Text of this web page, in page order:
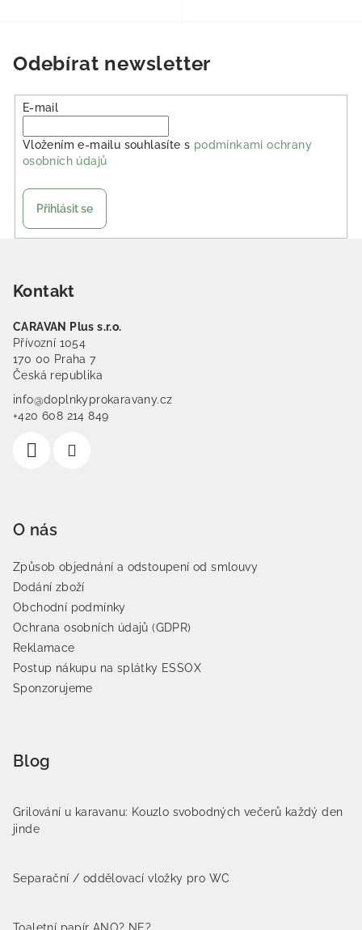
Odebírat newsletter
E-mail
Vložením e-mailu souhlasíte s podmínkami ochrany
osobních údajů
Přihlásit se
Kontakt
CARAVAN Plus s.r.o.
Přívozní 1054
170 00 Praha 7
Česká republika
info@doplnkyprokaravany.cz
+420 608 214 849
O nás
Způsob objednání a odstoupení od smlouvy
Dodání zboží
Obchodní podmínky
Ochrana osobních údajů (GDPR)
Reklamace
Postup nákupu na splátky ESSOX
Sponzorujeme
Blog
Grilování u karavanu: Kouzlo svobodných večerů každý den
jinde
Separační / oddělovací vložky pro WC
Toaletní papír ANO? NE?